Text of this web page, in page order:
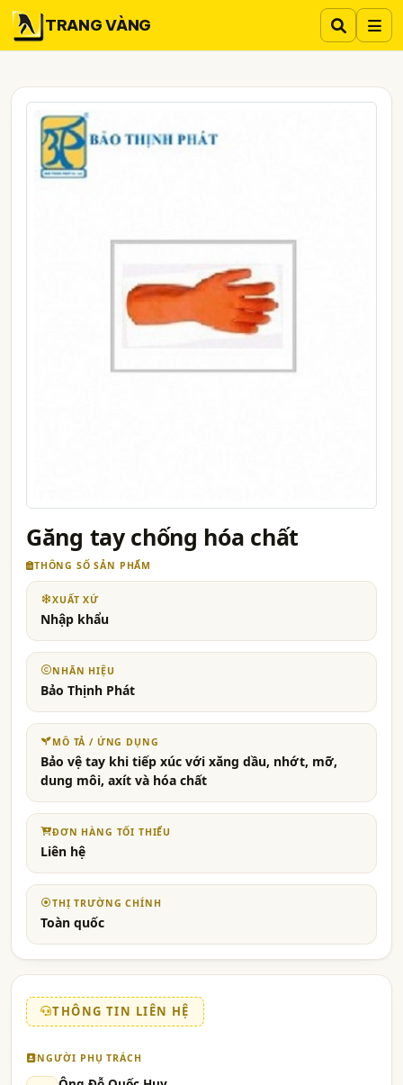
TRANG VÀNG
Găng tay chống hóa chất
THÔNG SỐ SẢN PHẨM
XUẤT XỨ
Nhập khẩu
NHÃN HIỆU
Bảo Thịnh Phát
MÔ TẢ / ỨNG DỤNG
Bảo vệ tay khi tiếp xúc với xăng dầu, nhớt, mỡ,
dung môi, axít và hóa chất
ĐƠN HÀNG TỐI THIỂU
Liên hệ
THỊ TRƯỜNG CHÍNH
Toàn quốc
THÔNG TIN LIÊN HỆ
NGƯỜI PHỤ TRÁCH